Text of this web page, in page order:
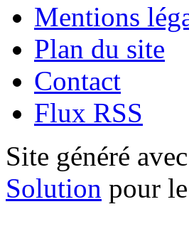
Mentions
Plan du site
Contact
Flux RSS
Site généré
Solution pour le